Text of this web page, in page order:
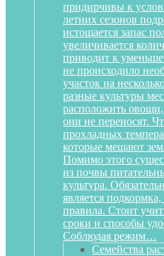
придирчивы к
летних сезонов
истощается запас
увеличивается
приводит к
не происходило
участок на
разные культуры
расположить овощи,
они не переносят.
прохладных
которые мешают
Помимо этого
из почвы
культура.
является
правила. Стоит
сроки и способы
Соблюдая режим…
Семейства